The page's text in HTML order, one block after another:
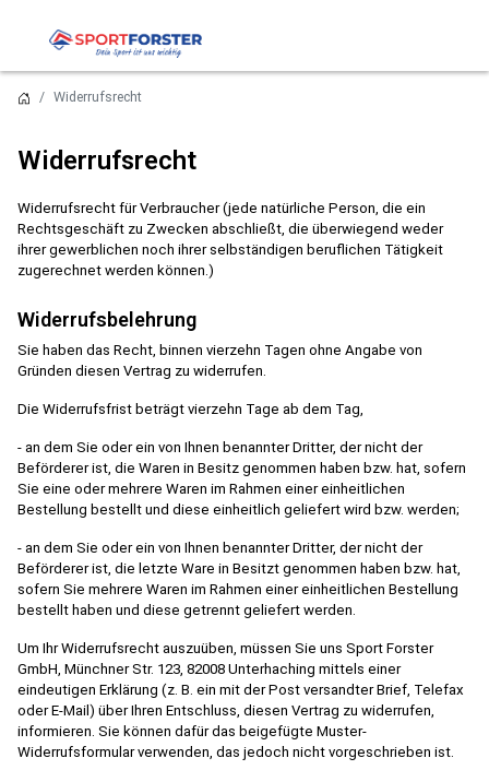
Widerrufsrecht
Widerrufsrecht
Widerrufsrecht für Verbraucher (jede natürliche Person, die ein
Rechtsgeschäft zu Zwecken abschließt, die überwiegend weder
ihrer gewerblichen noch ihrer selbständigen beruflichen Tätigkeit
zugerechnet werden können.)
Widerrufsbelehrung
Sie haben das Recht, binnen vierzehn Tagen ohne Angabe von
Gründen diesen Vertrag zu widerrufen.
Die Widerrufsfrist beträgt vierzehn Tage ab dem Tag,
- an dem Sie oder ein von Ihnen benannter Dritter, der nicht der
Beförderer ist, die Waren in Besitz genommen haben bzw. hat, sofern
Sie eine oder mehrere Waren im Rahmen einer einheitlichen
Bestellung bestellt und diese einheitlich geliefert wird bzw. werden;
- an dem Sie oder ein von Ihnen benannter Dritter, der nicht der
Beförderer ist, die letzte Ware in Besitzt genommen haben bzw. hat,
sofern Sie mehrere Waren im Rahmen einer einheitlichen Bestellung
bestellt haben und diese getrennt geliefert werden.
Um Ihr Widerrufsrecht auszuüben, müssen Sie uns Sport Forster
GmbH, Münchner Str. 123, 82008 Unterhaching mittels einer
eindeutigen Erklärung (z. B. ein mit der Post versandter Brief, Telefax
oder E-Mail) über Ihren Entschluss, diesen Vertrag zu widerrufen,
informieren. Sie können dafür das beigefügte Muster-
Widerrufsformular verwenden, das jedoch nicht vorgeschrieben ist.